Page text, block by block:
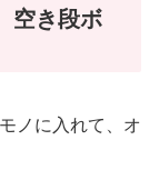
空き段ボ
ノに入れて、オ